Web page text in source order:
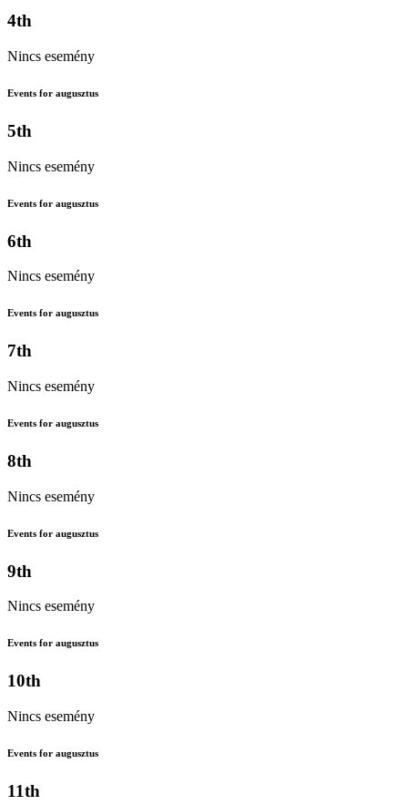
4th
Nincs esemény
Events for augusztus
5th
Nincs esemény
Events for augusztus
6th
Nincs esemény
Events for augusztus
7th
Nincs esemény
Events for augusztus
8th
Nincs esemény
Events for augusztus
9th
Nincs esemény
Events for augusztus
10th
Nincs esemény
Events for augusztus
11th